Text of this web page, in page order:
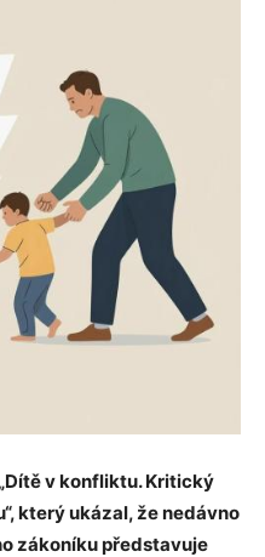
v konfliktu. Kritický
který ukázal, že nedávno
zákoníku představuje